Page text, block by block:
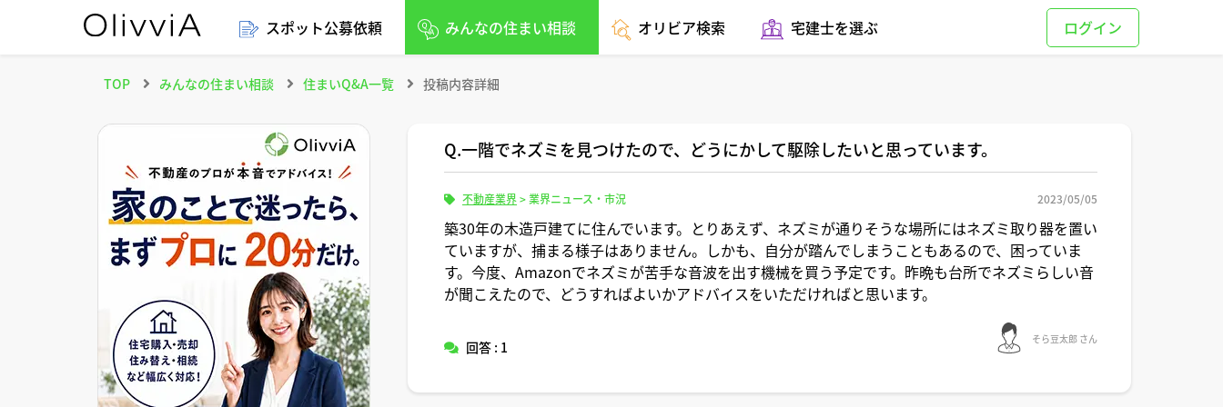
スポット公募依頼 みんなの住まい相談 オリビア検索 宅建士を選ぶ
TOP みんなの住まい相談 住まいQ&A一覧 投稿内容詳細
Q.一階でネズミを見つけたので、どうにかして駆除したいと思っています。
不動産業界>業界ニュース・市況 2023/05/05
築30年の木造戸建てに住んでいます。とりあえず、ネズミが通りそうな場所にはネズミ取り器を置い
ていますが、捕まる様子はありません。しかも、自分が踏んでしまうこともあるので、困っていま
す。今度、Amazonでネズミが苦手な音波を出す機械を買う予定です。昨晩も台所でネズミらしい音
が聞こえたので、どうすればよいかアドバイスをいただければと思います。
回答 : 1 そら豆太郎 さん